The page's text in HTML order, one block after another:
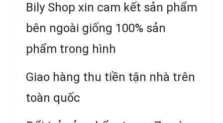
Bily Shop xin cam kết sản phẩm
bên ngoài giống 100% sản
phẩm trong hình
Giao hàng thu tiền tận nhà trên
toàn quốc